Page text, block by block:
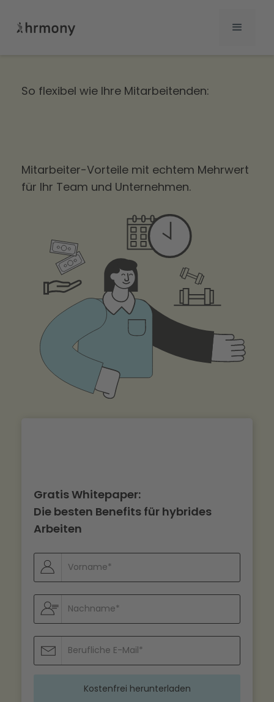
So flexibel wie Ihre Mitarbeitenden:
Mitarbeiter-Vorteile mit echtem Mehrwert
für Ihr Team und Unternehmen.
Gratis Whitepaper:
Die besten Benefits für hybrides
Arbeiten